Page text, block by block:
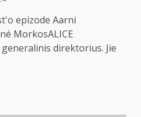
epizode Aarni
MorkosALICE
direktorius. Jie